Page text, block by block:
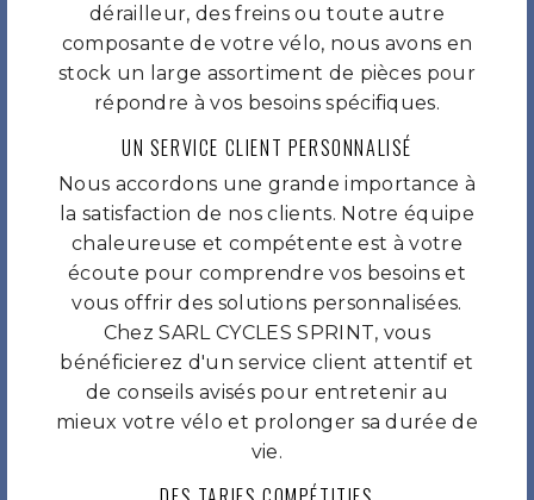
dérailleur, des freins ou toute autre
composante de votre vélo, nous avons en
stock un large assortiment de pièces pour
répondre à vos besoins spécifiques.
UN SERVICE CLIENT PERSONNALISÉ
Nous accordons une grande importance à
la satisfaction de nos clients. Notre équipe
chaleureuse et compétente est à votre
écoute pour comprendre vos besoins et
vous offrir des solutions personnalisées.
Chez SARL CYCLES SPRINT, vous
bénéficierez d'un service client attentif et
de conseils avisés pour entretenir au
mieux votre vélo et prolonger sa durée de
vie.